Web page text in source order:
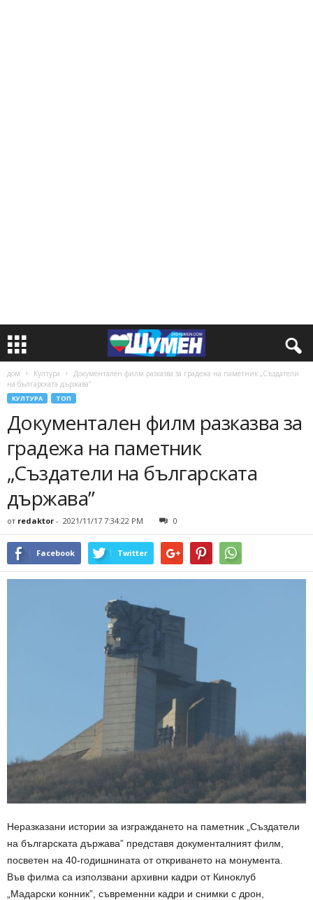
дом Култура
Документален филм разказва за градежа на паметник „Създатели
на българската държава”
КУЛТУРА ТОП
Документален филм разказва за
градежа на паметник
„Създатели на българската
държава”
от redaktor - 2021/11/17 7:34:22 PM 0
Facebook Twitter
Неразказани истории за изграждането на паметник „Създатели
на българската държава” представя документалният филм,
посветен на 40-годишнината от откриването на монумента.
Във филма са използвани архивни кадри от Киноклуб
„Мадарски конник”, съвременни кадри и снимки с дрон,